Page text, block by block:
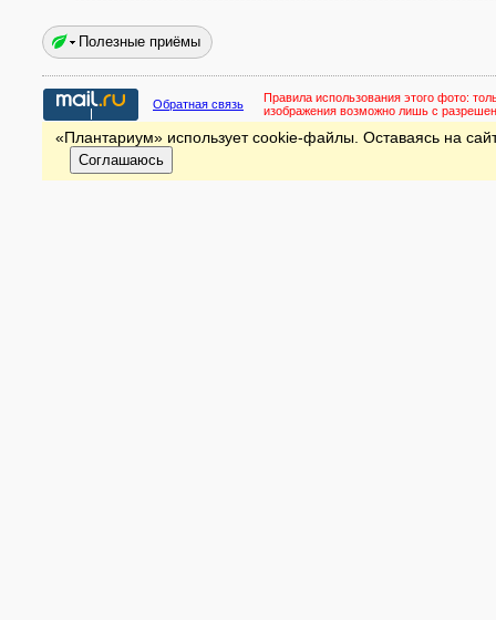
Полезные приёмы
Обратная связь Правила использования этого фото:
изображения возможно лишь с
«Плантариум» использует cookie-файлы. Оставаясь на
Соглашаюсь